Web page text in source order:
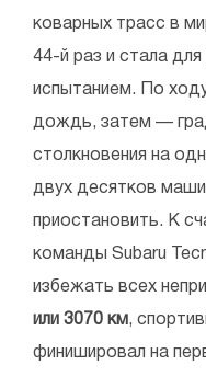
коварных трасс в
44-й раз и стала
испытанием. По
дождь, затем —
столкновения на
двух десятков
приостановить. К
команды Subaru
избежать всех
или 3070 км,
финишировал на